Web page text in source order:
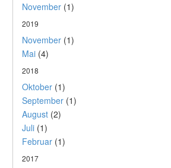
November (1)
2019
November (1)
Mai (4)
2018
Oktober (1)
September (1)
August (2)
Juli (1)
Februar (1)
2017